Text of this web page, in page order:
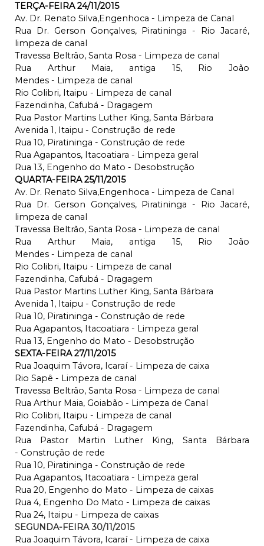
TERÇA-FEIRA 24/11/2015
Av. Dr. Renato Silva,Engenhoca - Limpeza de Canal
Rua Dr. Gerson Gonçalves, Piratininga - Rio Jacaré,
limpeza de canal
Travessa Beltrão, Santa Rosa - Limpeza de canal
Rua Arthur Maia, antiga 15, Rio João
Mendes - Limpeza de canal
Rio Colibri, Itaipu - Limpeza de canal
Fazendinha, Cafubá - Dragagem
Rua Pastor Martins Luther King, Santa Bárbara
Avenida 1, Itaipu - Construção de rede
Rua 10, Piratininga - Construção de rede
Rua Agapantos, Itacoatiara - Limpeza geral
Rua 13, Engenho do Mato - Desobstrução
QUARTA-FEIRA 25/11/2015
Av. Dr. Renato Silva,Engenhoca - Limpeza de Canal
Rua Dr. Gerson Gonçalves, Piratininga - Rio Jacaré,
limpeza de canal
Travessa Beltrão, Santa Rosa - Limpeza de canal
Rua Arthur Maia, antiga 15, Rio João
Mendes - Limpeza de canal
Rio Colibri, Itaipu - Limpeza de canal
Fazendinha, Cafubá - Dragagem
Rua Pastor Martins Luther King, Santa Bárbara
Avenida 1, Itaipu - Construção de rede
Rua 10, Piratininga - Construção de rede
Rua Agapantos, Itacoatiara - Limpeza geral
Rua 13, Engenho do Mato - Desobstrução
SEXTA-FEIRA 27/11/2015
Rua Joaquim Távora, Icaraí - Limpeza de caixa
Rio Sapê - Limpeza de canal
Travessa Beltrão, Santa Rosa - Limpeza de canal
Rua Arthur Maia, Goiabão - Limpeza de Canal
Rio Colibri, Itaipu - Limpeza de canal
Fazendinha, Cafubá - Dragagem
Rua Pastor Martin Luther King, Santa Bárbara
- Construção de rede
Rua 10, Piratininga - Construção de rede
Rua Agapantos, Itacoatiara - Limpeza geral
Rua 20, Engenho do Mato - Limpeza de caixas
Rua 4, Engenho Do Mato - Limpeza de caixas
Rua 24, Itaipu - Limpeza de caixas
SEGUNDA-FEIRA 30/11/2015
Rua Joaquim Távora, Icaraí - Limpeza de caixa